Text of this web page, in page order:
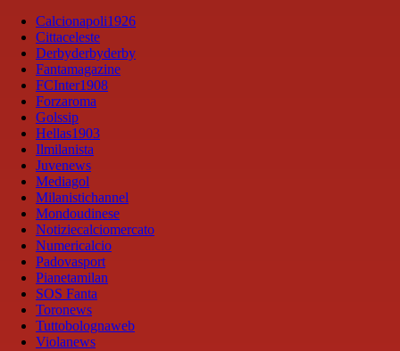
Calcionapoli1926
Cittaceleste
Derbyderbyderby
Fantamagazine
FCInter1908
Forzaroma
Golssip
Hellas1903
Ilmilanista
Juvenews
Mediagol
Milanistichannel
Mondoudinese
Notiziecalciomercato
Numericalcio
Padovasport
Pianetamilan
SOS Fanta
Toronews
Tuttobolognaweb
Violanews